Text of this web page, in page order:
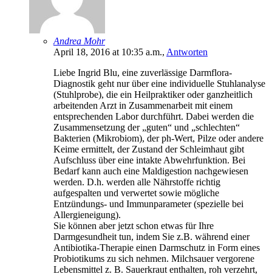
Andrea Mohr
April 18, 2016 at 10:35 a.m., Antworten
Liebe Ingrid Blu, eine zuverlässige Darmflora-
Diagnostik geht nur über eine individuelle Stuhlanalyse
(Stuhlprobe), die ein Heilpraktiker oder ganzheitlich
arbeitenden Arzt in Zusammenarbeit mit einem
entsprechenden Labor durchführt. Dabei werden die
Zusammensetzung der „guten“ und „schlechten“
Bakterien (Mikrobiom), der ph-Wert, Pilze oder andere
Keime ermittelt, der Zustand der Schleimhaut gibt
Aufschluss über eine intakte Abwehrfunktion. Bei
Bedarf kann auch eine Maldigestion nachgewiesen
werden. D.h. werden alle Nährstoffe richtig
aufgespalten und verwertet sowie mögliche
Entzündungs- und Immunparameter (spezielle bei
Allergieneigung).
Sie können aber jetzt schon etwas für Ihre
Darmgesundheit tun, indem Sie z.B. während einer
Antibiotika-Therapie einen Darmschutz in Form eines
Probiotikums zu sich nehmen. Milchsauer vergorene
Lebensmittel z. B. Sauerkraut enthalten, roh verzehrt,